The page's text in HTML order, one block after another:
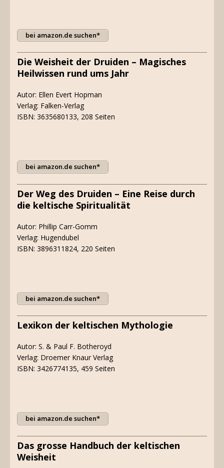
bei amazon.de suchen*
Die Weisheit der Druiden – Magisches
Heilwissen rund ums Jahr
Autor: Ellen Evert Hopman
Verlag: Falken-Verlag
ISBN: 3635680133, 208 Seiten
bei amazon.de suchen*
Der Weg des Druiden – Eine Reise durch
die keltische Spiritualität
Autor: Phillip Carr-Gomm
Verlag: Hugendubel
ISBN: 3896311824, 220 Seiten
bei amazon.de suchen*
Lexikon der keltischen Mythologie
Autor: S. & Paul F. Botheroyd
Verlag: Droemer Knaur Verlag
ISBN: 3426774135, 459 Seiten
bei amazon.de suchen*
Das grosse Handbuch der keltischen
Weisheit